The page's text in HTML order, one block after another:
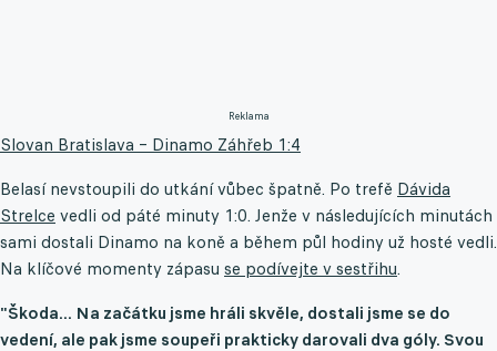
Reklama
Slovan Bratislava – Dinamo Záhřeb 1:4
Belasí nevstoupili do utkání vůbec špatně. Po trefě Dávida
Strelce vedli od páté minuty 1:0. Jenže v následujících minutách
sami dostali Dinamo na koně a během půl hodiny už hosté vedli.
Na klíčové momenty zápasu se podívejte v sestřihu.
"Škoda... Na začátku jsme hráli skvěle, dostali jsme se do
vedení, ale pak jsme soupeři prakticky darovali dva góly. Svou